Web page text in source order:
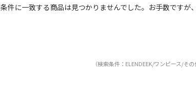
条件に一致する商品は見つかりませんでした。お手数ですが
（検索条件：ELENDEEK/ワンピース/その